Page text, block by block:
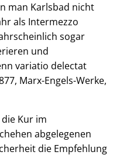
man Karlsbad nicht
als Intermezzo
sogar
und
variatio delectat
Marx-Engels-Werke,
Kur im
abgelegenen
die Empfehlung